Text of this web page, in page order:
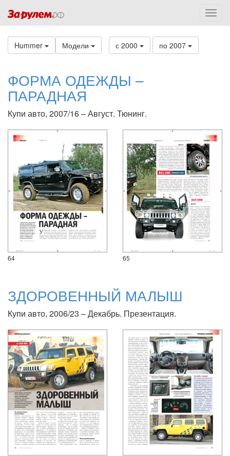
Hummer Модели с 2000 по 2007
ФОРМА ОДЕЖДЫ –
ПАРАДНАЯ
Купи авто, 2007/16 – Август. Тюнинг.
64 65
ЗДОРОВЕННЫЙ МАЛЫШ
Купи авто, 2006/23 – Декабрь. Презентация.